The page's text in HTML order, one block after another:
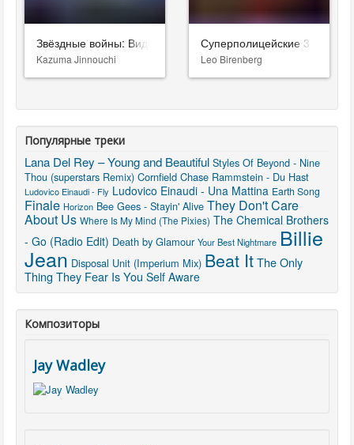
Звёздные войны: Видения. Девятый джедай
Kazuma Jinnouchi
Суперполицейские 3
Leo Birenberg
Популярные треки
Lana Del Rey – Young and Beautiful Styles Of Beyond - Nine
Thou (superstars Remix) Cornfield Chase Rammstein - Du Hast
Ludovico Einaudi - Fly Ludovico Einaudi - Una Mattina Earth Song
Finale Horizon Bee Gees - Stayin' Alive They Don't Care
About Us Where Is My Mind (The Pixies) The Chemical Brothers
- Go (Radio Edit) Death by Glamour Your Best Nightmare Billie
Jean Disposal Unit (Imperium Mix) Beat ItThe Only
Thing They Fear Is You Self Aware
Композиторы
Jay Wadley